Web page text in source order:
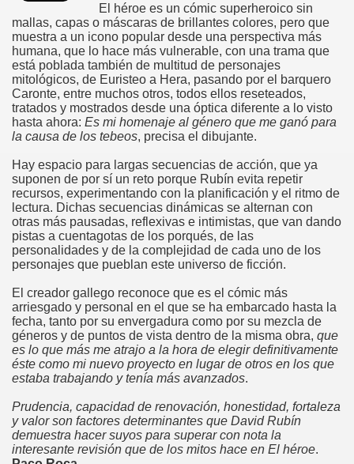
El héroe es un cómic superheroico sin
mallas, capas o máscaras de brillantes colores, pero que
muestra a un icono popular desde una perspectiva más
humana, que lo hace más vulnerable, con una trama que
está poblada también de multitud de personajes
mitológicos, de Euristeo a Hera, pasando por el barquero
Caronte, entre muchos otros, todos ellos reseteados,
tratados y mostrados desde una óptica diferente a lo visto
hasta ahora: Es mi homenaje al género que me ganó para
la causa de los tebeos, precisa el dibujante.
Hay espacio para largas secuencias de acción, que ya
suponen de por sí un reto porque Rubín evita repetir
recursos, experimentando con la planificación y el ritmo de
lectura. Dichas secuencias dinámicas se alternan con
otras más pausadas, reflexivas e intimistas, que van dando
pistas a cuentagotas de los porqués, de las
personalidades y de la complejidad de cada uno de los
personajes que pueblan este universo de ficción.
El creador gallego reconoce que es el cómic más
arriesgado y personal en el que se ha embarcado hasta la
fecha, tanto por su envergadura como por su mezcla de
géneros y de puntos de vista dentro de la misma obra, que
es lo que más me atrajo a la hora de elegir definitivamente
éste como mi nuevo proyecto en lugar de otros en los que
estaba trabajando y tenía más avanzados.
Prudencia, capacidad de renovación, honestidad, fortaleza
y valor son factores determinantes que David Rubín
demuestra hacer suyos para superar con nota la
interesante revisión que de los mitos hace en El héroe.